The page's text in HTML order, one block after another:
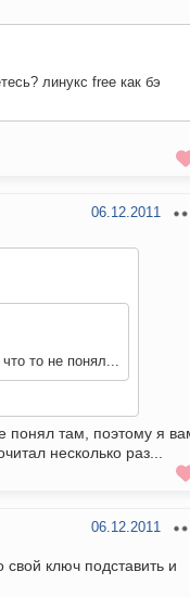
линукс free как бэ
06.12.2011
то не понял...
понял там, поэтому я
несколько раз...
06.12.2011
ключ подставить и